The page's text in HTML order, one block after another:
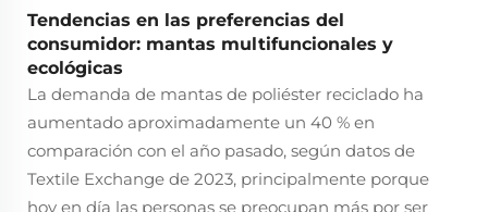
Tendencias en las preferencias del
consumidor: mantas multifuncionales y
ecológicas
La demanda de mantas de poliéster reciclado ha
aumentado aproximadamente un 40 % en
comparación con el año pasado, según datos de
Textile Exchange de 2023, principalmente porque
hoy en día las personas se preocupan más por ser